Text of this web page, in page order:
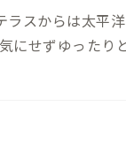
スからは太平
せずゆったり